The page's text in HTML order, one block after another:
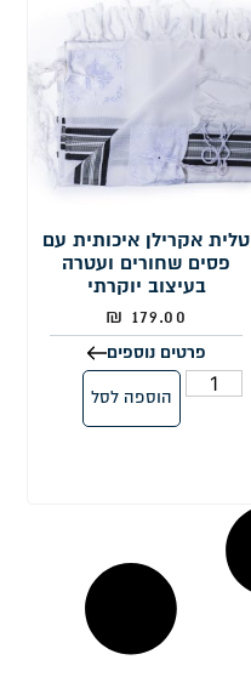
טלית אקרילן איכותית עם
פסים שחורים ועטרה
בעיצוב יוקרתי
179.00
₪
פרטים נוספים
הוספה לסל